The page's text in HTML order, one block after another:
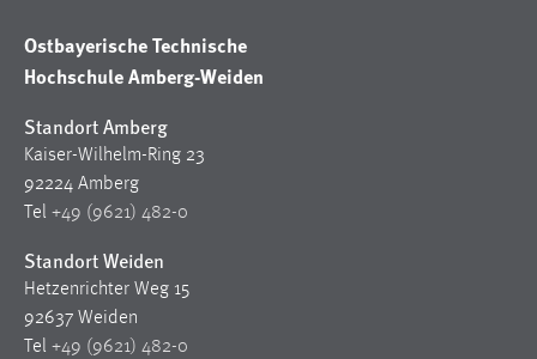
Ostbayerische Technische
Hochschule Amberg-Weiden
Standort Amberg
Kaiser-Wilhelm-Ring 23
92224 Amberg
Tel +49 (9621) 482-0
Standort Weiden
Hetzenrichter Weg 15
92637 Weiden
Tel +49 (9621) 482-0
STATISTIK
Statistik Cookies erfassen Informationen anonym.
unsere Besucher unsere Website nutzen.
Matomo
_pk_ref, _pk_cvar, _pk_id, _pk_ses
Zweck:
Zugriffsstatistik